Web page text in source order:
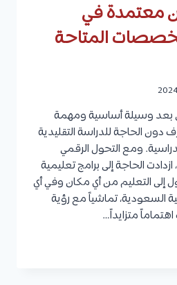
معتمدة في
المتاحة
بعد وسيلة أساسية ومهمة
دون الحاجة للدراسة التقليدية
ومع التحول الرقمي
الحاجة إلى برامج تعليمية
إلى التعليم من أي مكان وفي أي
السعودية، تماشياً مع رؤية